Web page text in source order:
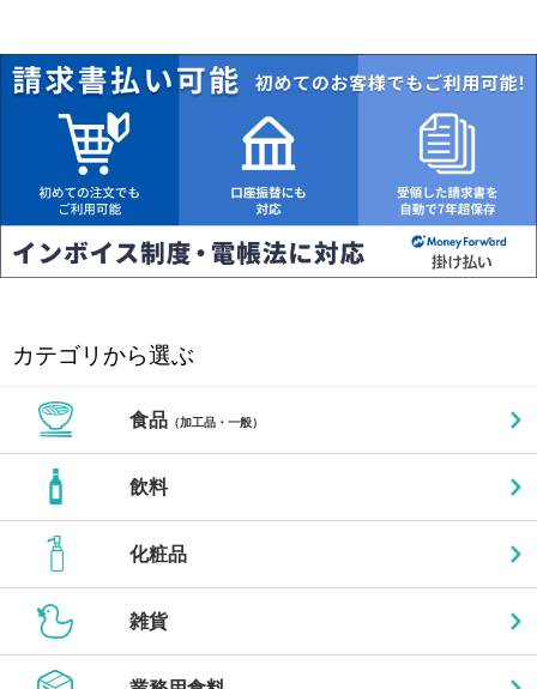
カテゴリから選ぶ
食品（加工品・一般）
飲料
化粧品
雑貨